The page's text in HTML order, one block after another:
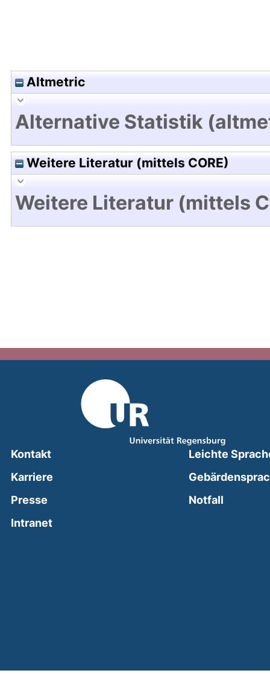
Altmetric
Alternative Statistik
Weitere Literatur (mittels CORE)
Weitere Literatur (mittels
Kontakt
Karriere
Presse
Intranet(external link, opens in a new window)
Leichte
Notfall